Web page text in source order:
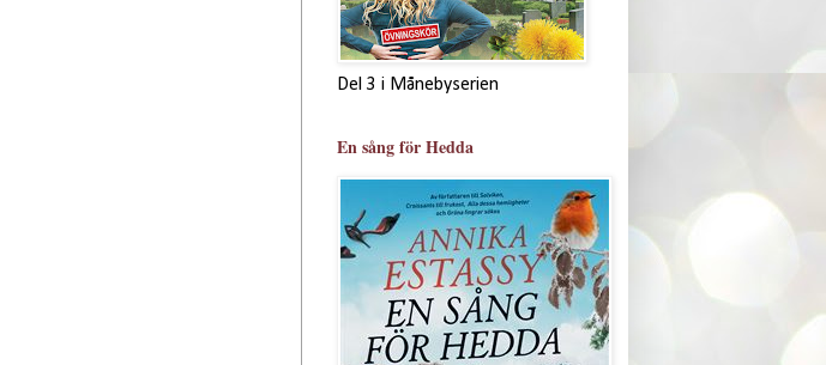
Del 3 i Månebyserien
En sång för Hedda